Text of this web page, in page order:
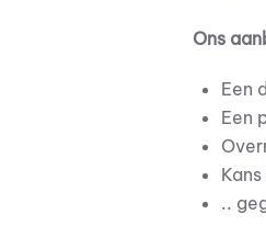
Ons
Een
Een
..